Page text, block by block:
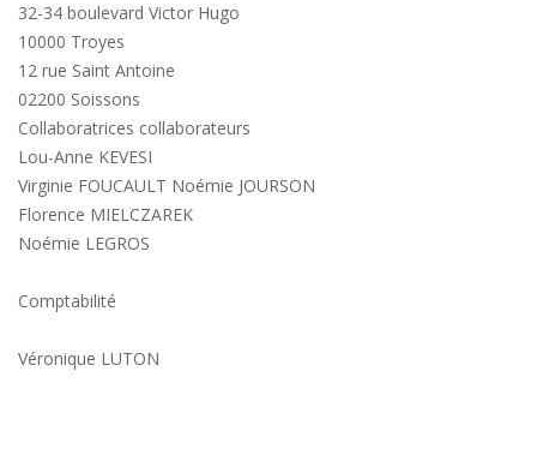
32-34 boulevard Victor Hugo
10000 Troyes
12 rue Saint Antoine
02200 Soissons
Collaboratrices collaborateurs
Lou-Anne KEVESI
Virginie FOUCAULT Noémie JOURSON
Florence MIELCZAREK
Noémie LEGROS
Comptabilité
Véronique LUTON